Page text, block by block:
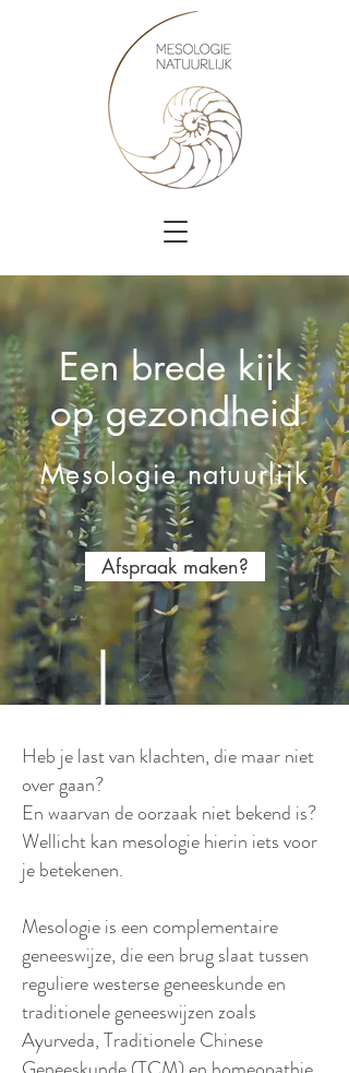
Een brede kijk
op gezondheid
Mesologie natuurlijk
Afspraak maken?
Heb je last van klachten, die maar niet
over gaan?
En waarvan de oorzaak niet bekend is?
Wellicht kan mesologie hierin iets voor
je betekenen.
Mesologie is een complementaire
geneeswijze, die een brug slaat tussen
reguliere westerse geneeskunde en
traditionele geneeswijzen zoals
Ayurveda, Traditionele Chinese